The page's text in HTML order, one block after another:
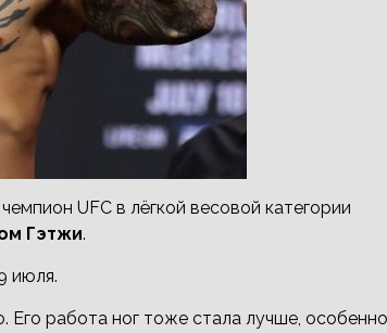
UFC в лёгкой весовой категории
Гэтжи.
июля.
Его работа ног тоже стала лучше, особенно